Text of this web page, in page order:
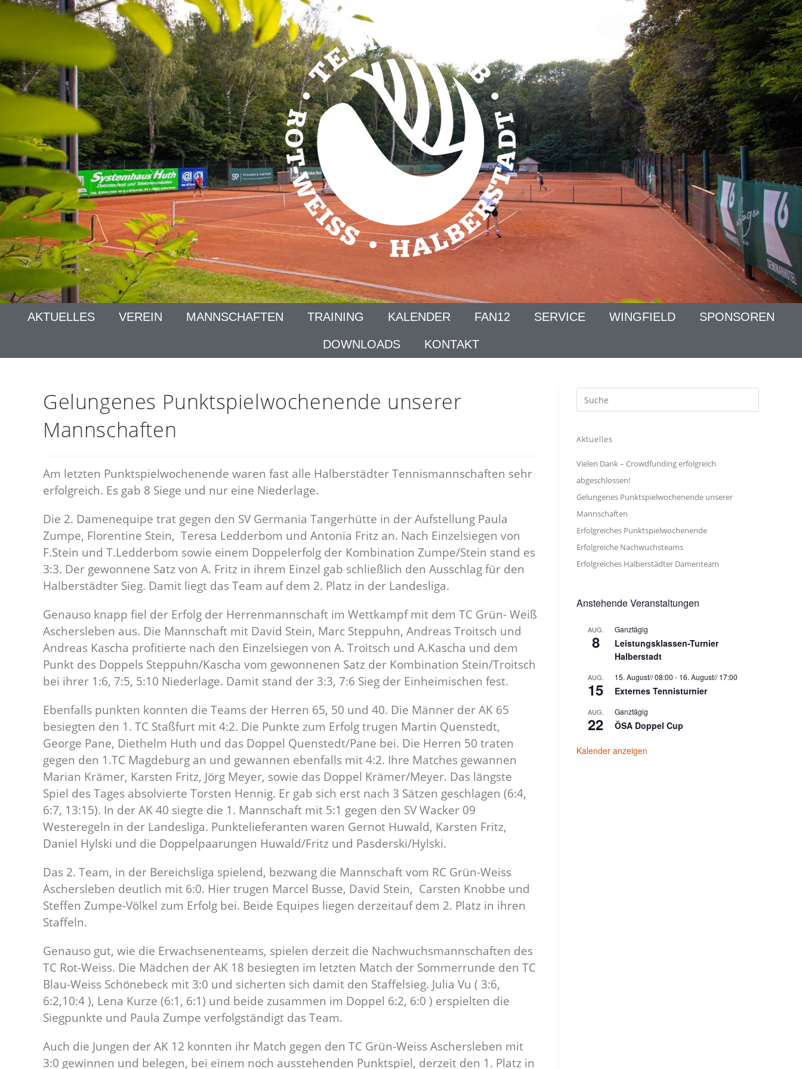
AKTUELLES VEREIN MANNSCHAFTEN TRAINING KALENDER FAN12 SERVICE WINGFIELD SPONSOREN
DOWNLOADS KONTAKT
Gelungenes Punktspielwochenende unserer
Mannschaften
Am letzten Punktspielwochenende waren fast alle Halberstädter Tennismannschaften sehr
erfolgreich. Es gab 8 Siege und nur eine Niederlage.
Die 2. Damenequipe trat gegen den SV Germania Tangerhütte in der Aufstellung Paula
Zumpe, Florentine Stein, Teresa Ledderbom und Antonia Fritz an. Nach Einzelsiegen von
F.Stein und T.Ledderbom sowie einem Doppelerfolg der Kombination Zumpe/Stein stand es
3:3. Der gewonnene Satz von A. Fritz in ihrem Einzel gab schließlich den Ausschlag für den
Halberstädter Sieg. Damit liegt das Team auf dem 2. Platz in der Landesliga.
Genauso knapp fiel der Erfolg der Herrenmannschaft im Wettkampf mit dem TC Grün- Weiß
Aschersleben aus. Die Mannschaft mit David Stein, Marc Steppuhn, Andreas Troitsch und
Andreas Kascha profitierte nach den Einzelsiegen von A. Troitsch und A.Kascha und dem
Punkt des Doppels Steppuhn/Kascha vom gewonnenen Satz der Kombination Stein/Troitsch
bei ihrer 1:6, 7:5, 5:10 Niederlage. Damit stand der 3:3, 7:6 Sieg der Einheimischen fest.
Ebenfalls punkten konnten die Teams der Herren 65, 50 und 40. Die Männer der AK 65
besiegten den 1. TC Staßfurt mit 4:2. Die Punkte zum Erfolg trugen Martin Quenstedt,
George Pane, Diethelm Huth und das Doppel Quenstedt/Pane bei. Die Herren 50 traten
gegen den 1.TC Magdeburg an und gewannen ebenfalls mit 4:2. Ihre Matches gewannen
Marian Krämer, Karsten Fritz, Jörg Meyer, sowie das Doppel Krämer/Meyer. Das längste
Spiel des Tages absolvierte Torsten Hennig. Er gab sich erst nach 3 Sätzen geschlagen (6:4,
6:7, 13:15). In der AK 40 siegte die 1. Mannschaft mit 5:1 gegen den SV Wacker 09
Westeregeln in der Landesliga. Punktelieferanten waren Gernot Huwald, Karsten Fritz,
Daniel Hylski und die Doppelpaarungen Huwald/Fritz und Pasderski/Hylski.
Das 2. Team, in der Bereichsliga spielend, bezwang die Mannschaft vom RC Grün-Weiss
Aschersleben deutlich mit 6:0. Hier trugen Marcel Busse, David Stein, Carsten Knobbe und
Steffen Zumpe-Völkel zum Erfolg bei. Beide Equipes liegen derzeitauf dem 2. Platz in ihren
Staffeln.
Genauso gut, wie die Erwachsenenteams, spielen derzeit die Nachwuchsmannschaften des
TC Rot-Weiss. Die Mädchen der AK 18 besiegten im letzten Match der Sommerrunde den TC
Blau-Weiss Schönebeck mit 3:0 und sicherten sich damit den Staffelsieg. Julia Vu ( 3:6,
6:2,10:4 ), Lena Kurze (6:1, 6:1) und beide zusammen im Doppel 6:2, 6:0 ) erspielten die
Siegpunkte und Paula Zumpe verfolgständigt das Team.
Auch die Jungen der AK 12 konnten ihr Match gegen den TC Grün-Weiss Aschersleben mit
3:0 gewinnen und belegen, bei einem noch ausstehenden Punktspiel, derzeit den 1. Platz in
Aktuelles
Vielen Dank – Crowdfunding erfolgreich
abgeschlossen!
Gelungenes Punktspielwochenende unserer
Mannschaften
Erfolgreiches Punktspielwochenende
Erfolgreiche Nachwuchsteams
Erfolgreiches Halberstädter Damenteam
Anstehende Veranstaltungen
AUG.
8
Ganztägig
Leistungsklassen-Turnier
Halberstadt
AUG.
15
15. August// 08:00 - 16. August// 17:00
Externes Tennisturnier
AUG.
22
Ganztägig
ÖSA Doppel Cup
Kalender anzeigen